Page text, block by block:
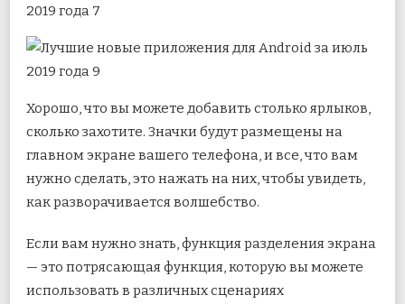
Хорошо, что вы можете добавить столько ярлыков,
сколько захотите. Значки будут размещены на
главном экране вашего телефона, и все, что вам
нужно сделать, это нажать на них, чтобы увидеть,
как разворачивается волшебство.
Если вам нужно знать, функция разделения экрана
— это потрясающая функция, которую вы можете
использовать в различных сценариях